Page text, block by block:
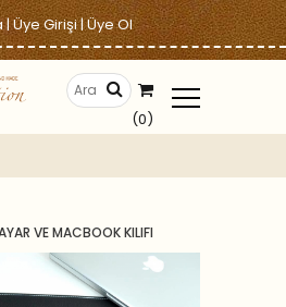
|Üye Girişi|Üye Ol
(0)
VE MACBOOK KILIFI